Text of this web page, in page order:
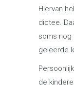
Hiervan
dictee.
soms nog
geleerde
de